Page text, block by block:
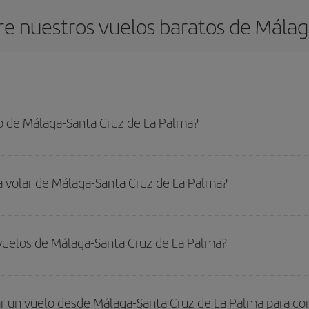
nuestros vuelos baratos de
Málaga-Santa Cruz de La Palma?
de Málaga-Santa Cruz de La Palma?
mostraremos los vuelos más baratos, no solo
para tu consulta, sino
busca en las diferentes opciones de vuelo que te ofrecemos cada día:
de Málaga-Santa Cruz de La Palma?
Además, sobre todo si estás pensando en una escapada de fin de
vuelo desde Málaga-Santa Cruz de La Palma para